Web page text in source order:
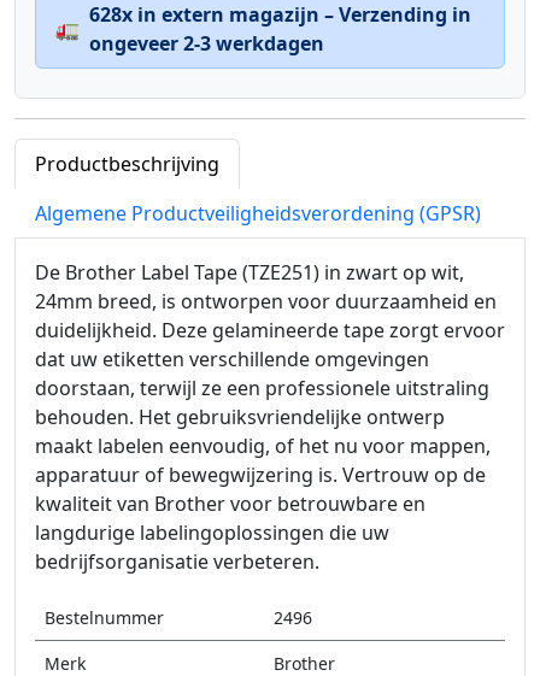
🚛
628x in extern magazijn – Verzending in
ongeveer 2-3 werkdagen
Productbeschrijving
Algemene Productveiligheidsverordening (GPSR)
De Brother Label Tape (TZE251) in zwart op wit,
24mm breed, is ontworpen voor duurzaamheid en
duidelijkheid. Deze gelamineerde tape zorgt ervoor
dat uw etiketten verschillende omgevingen
doorstaan, terwijl ze een professionele uitstraling
behouden. Het gebruiksvriendelijke ontwerp
maakt labelen eenvoudig, of het nu voor mappen,
apparatuur of bewegwijzering is. Vertrouw op de
kwaliteit van Brother voor betrouwbare en
langdurige labelingoplossingen die uw
bedrijfsorganisatie verbeteren.
Bestelnummer
2496
Merk
Brother